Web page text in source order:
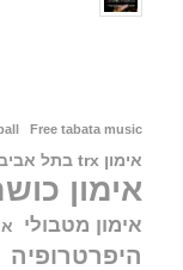
Free tabata music
אימון trx בתל אביב
אימון
אימון מטבולי
היפרטרופיה